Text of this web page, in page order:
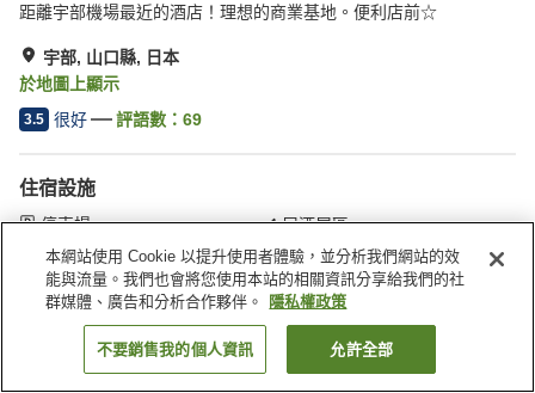
距離宇部機場最近的酒店！理想的商業基地。便利店前☆
宇部, 山口縣, 日本
於地圖上顯示
3.5 很好 評語數： 69
住宿設施
停車場
居酒屋區
自動販賣機
宴會廳
首頁 日本 山口縣 宇部 皇家城市飯店
找客房
本網站使用 Cookie 以提升使用者體驗，並分析我們網站的效
能與流量。我們也會將您使用本站的相關資訊分享給我們的社
群媒體、廣告和分析合作夥伴。
隱私權政策
不要銷售我的個人資訊 允許全部